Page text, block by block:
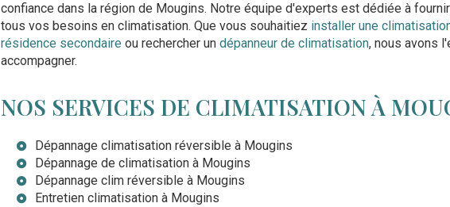
confiance dans la région de Mougins. Notre équipe d'experts est dédiée à
tous vos besoins en climatisation. Que vous souhaitiez installer une
résidence secondaire ou rechercher un dépanneur de climatisation, nous avons
accompagner.
NOS SERVICES DE CLIMATISATION À
Dépannage climatisation réversible à Mougins
Dépannage de climatisation à Mougins
Dépannage clim réversible à Mougins
Entretien climatisation à Mougins